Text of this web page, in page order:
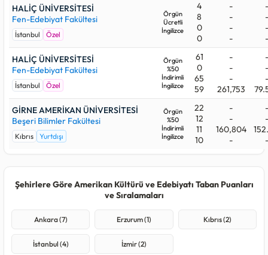
HALİÇ ÜNİVERSİTESİ
Fen-Edebiyat Fakültesi
İstanbul Özel
Örgün
Ücretli
İngilizce
4
8
0
0
-
-
-
-
-
-
-
-
HALİÇ ÜNİVERSİTESİ
Fen-Edebiyat Fakültesi
İstanbul Özel
Örgün
%50
İndirimli
İngilizce
61
0
65
59
-
-
-
261,753
-
-
-
GİRNE AMERİKAN ÜNİVERSİTESİ
Beşeri Bilimler Fakültesi
Kıbrıs Yurtdışı
Örgün
%50
İndirimli
İngilizce
22
12
11
10
-
-
160,804
-
-
-
-
Şehirlere Göre Amerikan Kültürü ve Edebiyatı Taban Puanları
ve Sıralamaları
Ankara (7) Erzurum (1) Kıbrıs (2)
İstanbul (4) İzmir (2)